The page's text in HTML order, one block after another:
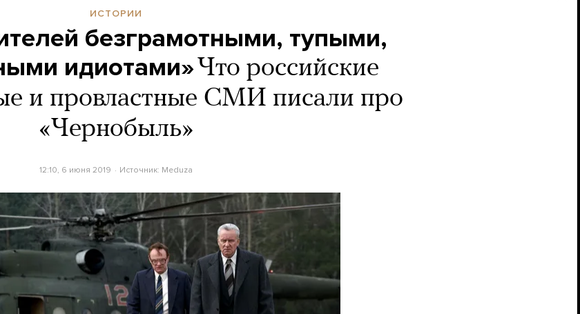
ИСТОРИИ
безграмотными, тупыми,
идиотами» Что российские
и провластные СМИ писали про
«Чернобыль»
12:10, 6 июня 2019 Источник: Meduza